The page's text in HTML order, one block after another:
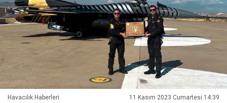
Havacılık Haberleri 11 Kasım 2023 Cumartesi 14:39